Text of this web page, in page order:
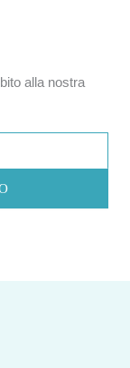
alla nostra